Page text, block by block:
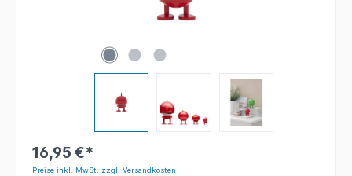
16,95 €*
Preise inkl. MwSt. zzgl. Versandkosten